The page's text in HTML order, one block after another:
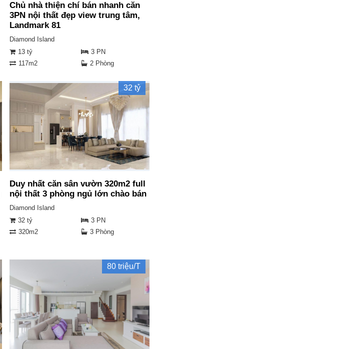
Chủ nhà thiện chí bán nhanh căn
3PN nội thất đẹp view trung tâm,
Landmark 81
Diamond Island
13 tỷ
3 PN
117m2
2 Phòng
32 tỷ
Duy nhất căn sân vườn 320m2 full
nội thất 3 phòng ngủ lớn chào bán
Diamond Island
32 tỷ
3 PN
320m2
3 Phòng
80 triệu/T